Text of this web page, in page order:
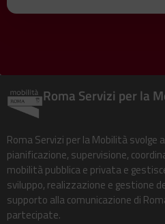
Roma Servizi per la
Roma Servizi per la Mobilità
pianificazione, supervisione,
mobilità pubblica e privata e
sviluppo, realizzazione e gestione
supporto alla comunicazione di
partecipate.